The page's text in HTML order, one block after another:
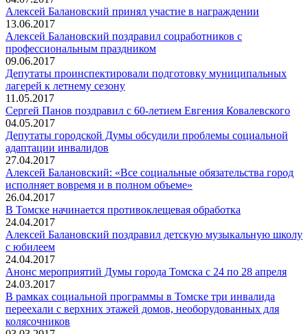
Алексей Балановский принял участие в награждении
13.06.2017
Алексей Балановский поздравил соцработников с
профессиональным праздником
09.06.2017
Депутаты проинспектировали подготовку муниципальных
лагерей к летнему сезону
11.05.2017
Сергей Панов поздравил с 60-летием Евгения Ковалевского
04.05.2017
Депутаты городской Думы обсудили проблемы социальной
адаптации инвалидов
27.04.2017
Алексей Балановский: «Все социальные обязательства город
исполняет вовремя и в полном объеме»
26.04.2017
В Томске начинается противоклещевая обработка
24.04.2017
Алексей Балановский поздравил детскую музыкальную школу
с юбилеем
24.04.2017
Анонс мероприятий Думы города Томска с 24 по 28 апреля
24.03.2017
В рамках социальной программы в Томске три инвалида
переехали с верхних этажей домов, необорудованных для
колясочников